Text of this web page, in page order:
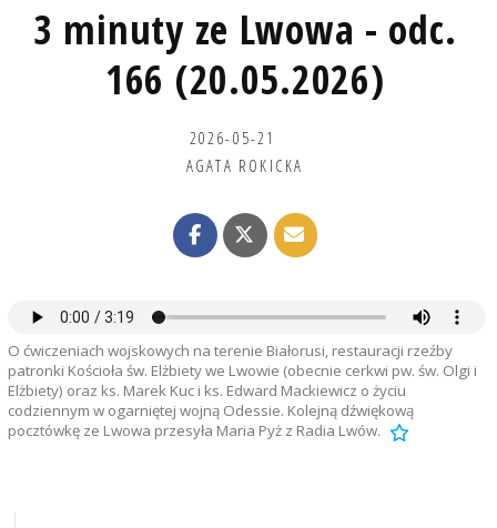
3 minuty ze Lwowa - odc.
166 (20.05.2026)
2026-05-21
AGATA ROKICKA
O ćwiczeniach wojskowych na terenie Białorusi, restauracji rzeźby
patronki Kościoła św. Elżbiety we Lwowie (obecnie cerkwi pw. św. Olgi i
Elżbiety) oraz ks. Marek Kuc i ks. Edward Mackiewicz o życiu
codziennym w ogarniętej wojną Odessie. Kolejną dźwiękową
pocztówkę ze Lwowa przesyła Maria Pyż z Radia Lwów.